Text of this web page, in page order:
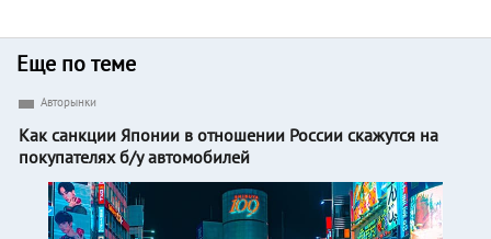
Еще по теме
Авторынки
Как санкции Японии в отношении России скажутся на
покупателях б/у автомобилей